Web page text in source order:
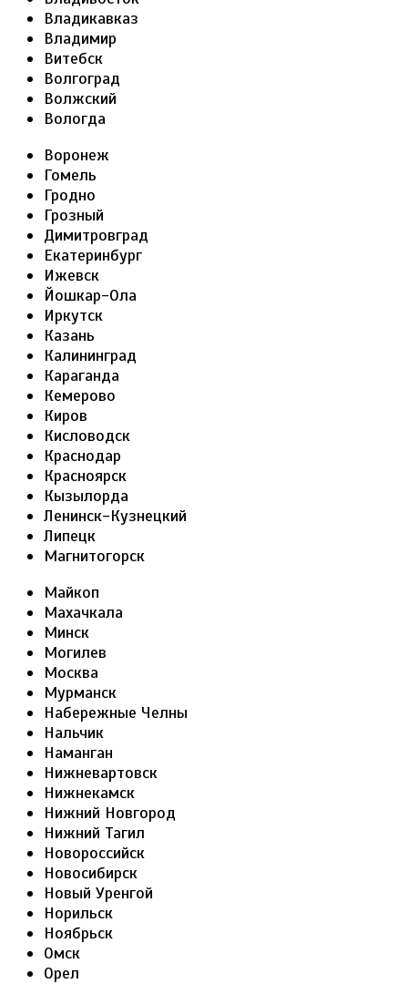
Владикавказ
Владимир
Витебск
Волгоград
Волжский
Вологда
Воронеж
Гомель
Гродно
Грозный
Димитровград
Екатеринбург
Ижевск
Йошкар-Ола
Иркутск
Казань
Калининград
Караганда
Кемерово
Киров
Кисловодск
Краснодар
Красноярск
Кызылорда
Ленинск-Кузнецкий
Липецк
Магнитогорск
Майкоп
Махачкала
Минск
Могилев
Москва
Мурманск
Набережные Челны
Нальчик
Наманган
Нижневартовск
Нижнекамск
Нижний Новгород
Нижний Тагил
Новороссийск
Новосибирск
Новый Уренгой
Норильск
Ноябрьск
Омск
Орел